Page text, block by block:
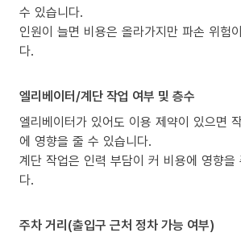
수 있습니다.
인원이 늘면 비용은 올라가지만 파손 위험
다.
엘리베이터/계단 작업 여부 및 층수
엘리베이터가 있어도 이용 제약이 있으면
에 영향을 줄 수 있습니다.
계단 작업은 인력 부담이 커 비용에 영향을
다.
주차 거리(출입구 근처 정차 가능 여부)